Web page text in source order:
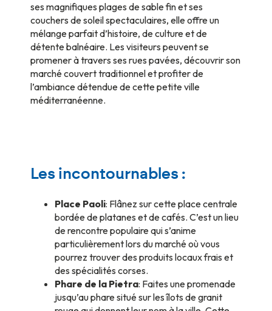
ses magnifiques plages de sable fin et ses
couchers de soleil spectaculaires, elle offre un
mélange parfait d’histoire, de culture et de
détente balnéaire. Les visiteurs peuvent se
promener à travers ses rues pavées, découvrir son
marché couvert traditionnel et profiter de
l’ambiance détendue de cette petite ville
méditerranéenne.
Les incontournables :
Place Paoli: Flânez sur cette place centrale
bordée de platanes et de cafés. C’est un lieu
de rencontre populaire qui s’anime
particulièrement lors du marché où vous
pourrez trouver des produits locaux frais et
des spécialités corses.
Phare de la Pietra: Faites une promenade
jusqu’au phare situé sur les îlots de granit